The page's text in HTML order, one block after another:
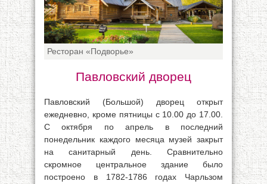
Ресторан «Подворье»
Павловский дворец
Павловский (Большой) дворец открыт
ежедневно, кроме пятницы с 10.00 до 17.00.
С октября по апрель в последний
понедельник каждого месяца музей закрыт
на санитарный день. Сравнительно
скромное центральное здание было
построено в 1782-1786 годах Чарльзом